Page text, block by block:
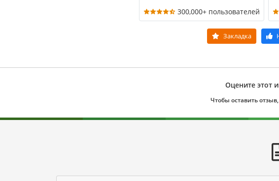
300,000+ пользователей
Закладка
Оцените этот
Чтобы оставить